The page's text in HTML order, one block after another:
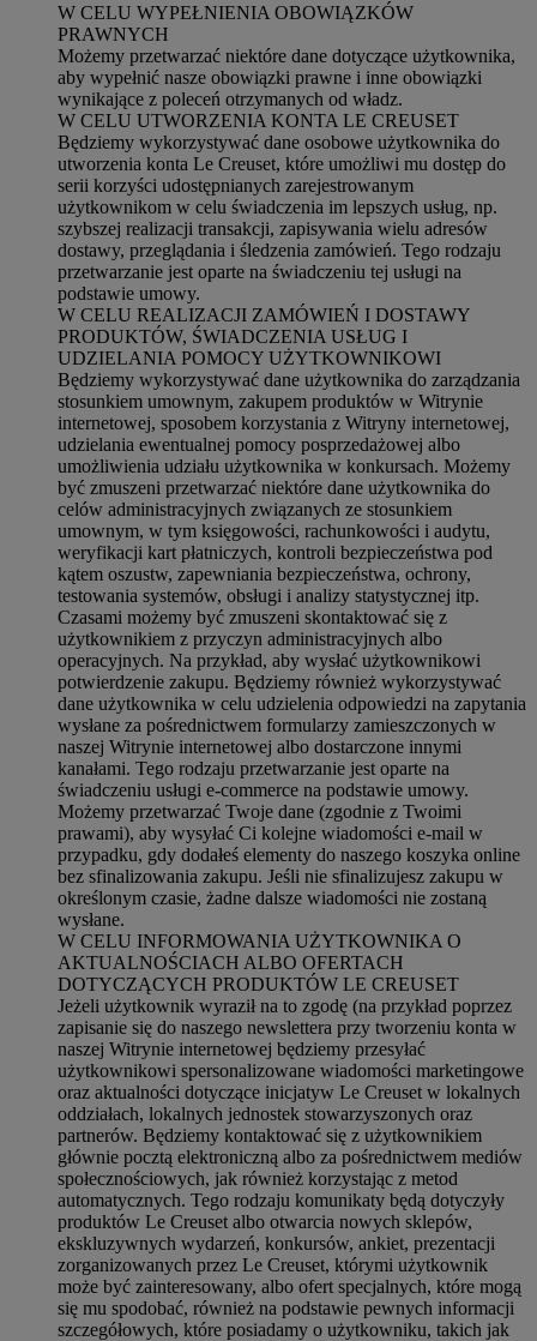
W CELU WYPEŁNIENIA OBOWIĄZKÓW
PRAWNYCH
Możemy przetwarzać niektóre dane dotyczące użytkownika,
aby wypełnić nasze obowiązki prawne i inne obowiązki
wynikające z poleceń otrzymanych od władz.
W CELU UTWORZENIA KONTA LE CREUSET
Będziemy wykorzystywać dane osobowe użytkownika do
utworzenia konta Le Creuset, które umożliwi mu dostęp do
serii korzyści udostępnianych zarejestrowanym
użytkownikom w celu świadczenia im lepszych usług, np.
szybszej realizacji transakcji, zapisywania wielu adresów
dostawy, przeglądania i śledzenia zamówień. Tego rodzaju
przetwarzanie jest oparte na świadczeniu tej usługi na
podstawie umowy.
W CELU REALIZACJI ZAMÓWIEŃ I DOSTAWY
PRODUKTÓW, ŚWIADCZENIA USŁUG I
UDZIELANIA POMOCY UŻYTKOWNIKOWI
Będziemy wykorzystywać dane użytkownika do zarządzania
stosunkiem umownym, zakupem produktów w Witrynie
internetowej, sposobem korzystania z Witryny internetowej,
udzielania ewentualnej pomocy posprzedażowej albo
umożliwienia udziału użytkownika w konkursach. Możemy
być zmuszeni przetwarzać niektóre dane użytkownika do
celów administracyjnych związanych ze stosunkiem
umownym, w tym księgowości, rachunkowości i audytu,
weryfikacji kart płatniczych, kontroli bezpieczeństwa pod
kątem oszustw, zapewniania bezpieczeństwa, ochrony,
testowania systemów, obsługi i analizy statystycznej itp.
Czasami możemy być zmuszeni skontaktować się z
użytkownikiem z przyczyn administracyjnych albo
operacyjnych. Na przykład, aby wysłać użytkownikowi
potwierdzenie zakupu. Będziemy również wykorzystywać
dane użytkownika w celu udzielenia odpowiedzi na zapytania
wysłane za pośrednictwem formularzy zamieszczonych w
naszej Witrynie internetowej albo dostarczone innymi
kanałami. Tego rodzaju przetwarzanie jest oparte na
świadczeniu usługi e-commerce na podstawie umowy.
Możemy przetwarzać Twoje dane (zgodnie z Twoimi
prawami), aby wysyłać Ci kolejne wiadomości e-mail w
przypadku, gdy dodałeś elementy do naszego koszyka online
bez sfinalizowania zakupu. Jeśli nie sfinalizujesz zakupu w
określonym czasie, żadne dalsze wiadomości nie zostaną
wysłane.
W CELU INFORMOWANIA UŻYTKOWNIKA O
AKTUALNOŚCIACH ALBO OFERTACH
DOTYCZĄCYCH PRODUKTÓW LE CREUSET
Jeżeli użytkownik wyraził na to zgodę (na przykład poprzez
zapisanie się do naszego newslettera przy tworzeniu konta w
naszej Witrynie internetowej będziemy przesyłać
użytkownikowi spersonalizowane wiadomości marketingowe
oraz aktualności dotyczące inicjatyw Le Creuset w lokalnych
oddziałach, lokalnych jednostek stowarzyszonych oraz
partnerów. Będziemy kontaktować się z użytkownikiem
głównie pocztą elektroniczną albo za pośrednictwem mediów
społecznościowych, jak również korzystając z metod
automatycznych. Tego rodzaju komunikaty będą dotyczyły
produktów Le Creuset albo otwarcia nowych sklepów,
ekskluzywnych wydarzeń, konkursów, ankiet, prezentacji
zorganizowanych przez Le Creuset, którymi użytkownik
może być zainteresowany, albo ofert specjalnych, które mogą
się mu spodobać, również na podstawie pewnych informacji
szczegółowych, które posiadamy o użytkowniku, takich jak